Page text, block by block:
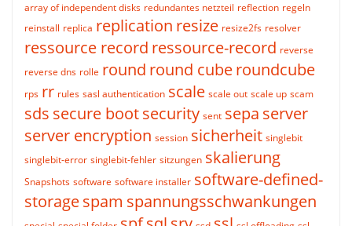
array of independent disks redundantes netzteil reflection regeln
reinstall replica replication resize resize2fs resolver
ressource record ressource-record reverse
reverse dns rolle round round cuberoundcube
rps rr rules sasl authentication scale scale out scale up scam
sds secure bootsecurity sent sepa server
server encryption session sicherheit singlebit
singlebit-error singlebit-fehler sitzungen skalierung
Snapshots software software installer software-defined-
storagespam spannungsschwankungen